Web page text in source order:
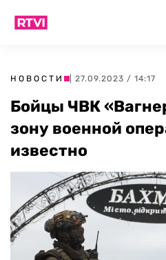
НОВОСТИ | 27.09.2023 / 14:17
Бойцы ЧВК
зону военной
известно